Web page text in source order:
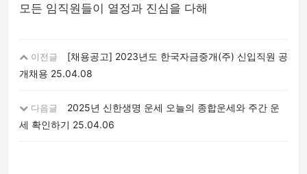
모든 임직원들이 열정과 진심을 다해
이전글
[채용공고] 2023년도 한국자금중개(주) 신입직원 공
개채용 25.04.08
다음글
2025년 신한생명 운세 오늘의 종합운세와 주간 운
세 확인하기 25.04.06